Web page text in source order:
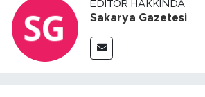
EDITÖR HAKKINDA
Sakarya Gazetesi